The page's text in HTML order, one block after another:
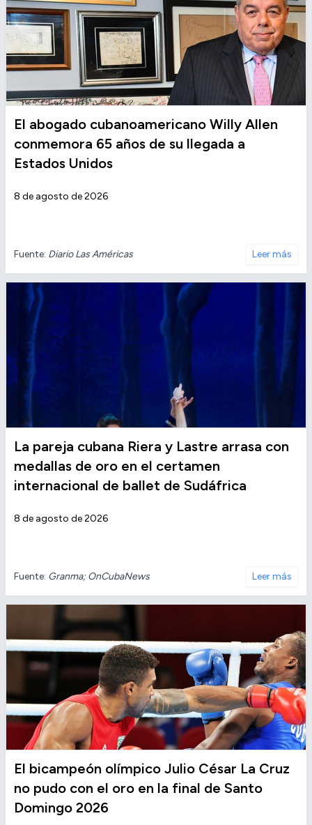
El abogado cubanoamericano Willy Allen
conmemora 65 años de su llegada a
Estados Unidos
8 de agosto de 2026
Fuente: Diario Las Américas Leer más
La pareja cubana Riera y Lastre arrasa con
medallas de oro en el certamen
internacional de ballet de Sudáfrica
8 de agosto de 2026
Fuente: Granma; OnCubaNews Leer más
El bicampeón olímpico Julio César La Cruz
no pudo con el oro en la final de Santo
Domingo 2026